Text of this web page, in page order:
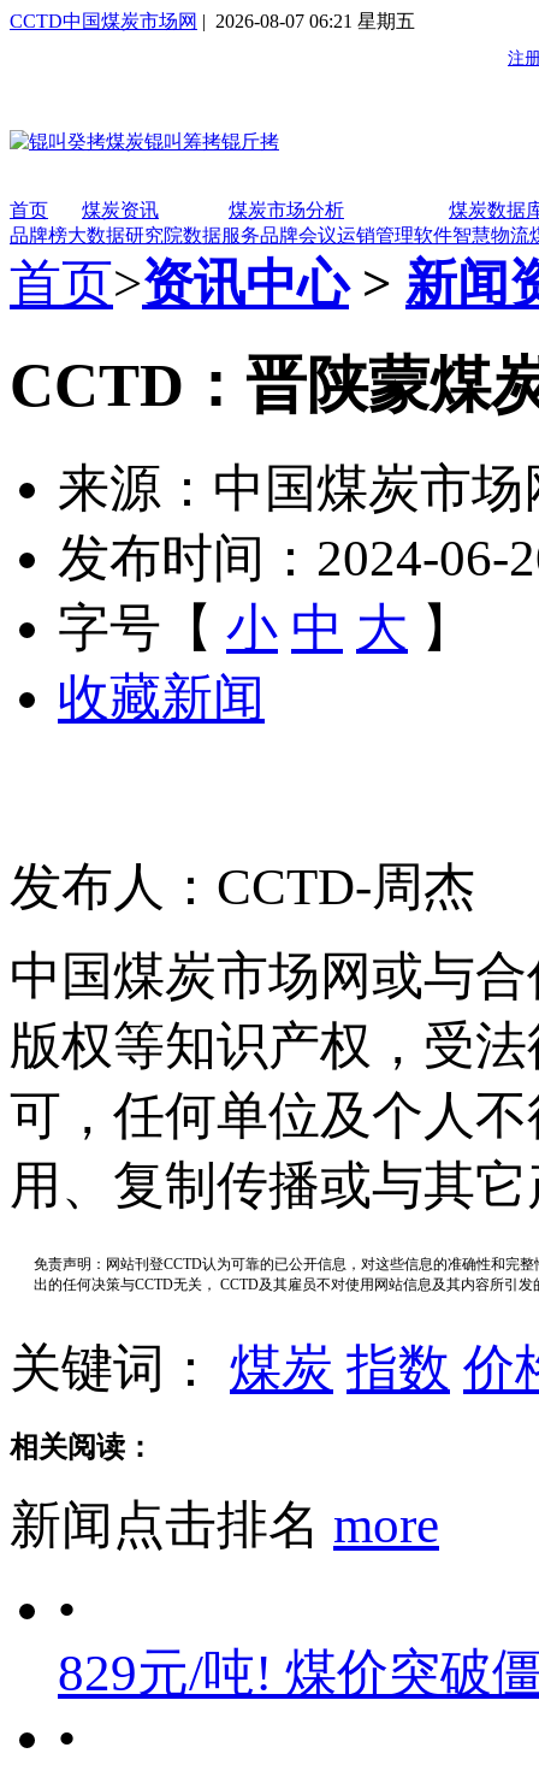
CCTD中国煤炭市场网 | 2026-08-07 06:21 星期五
首页 煤炭资讯 煤炭市场分析
煤炭数据
品牌榜大数据研究院数据服务品牌会议运销管理软件智慧物流
首页>资讯中心> 新闻
CCTD：晋陕蒙煤
来源：中国煤炭市场
发布时间：2024-06-
字号【 小 中 大 】
收藏新闻
发布人：CCTD-周杰
中国煤炭市场网或与
版权等知识产权，受
可，任何单位及个人
用、复制传播或与其
免责声明：网站刊登CCTD认为可靠的已公开信息，对这些信息的准确性和完
出的任何决策与CCTD无关， CCTD及其雇员不对使用网站信息及其内容所引
关键词： 煤炭 指数 价
相关阅读：
新闻点击排名 more
•
829元/吨! 煤价突破
•